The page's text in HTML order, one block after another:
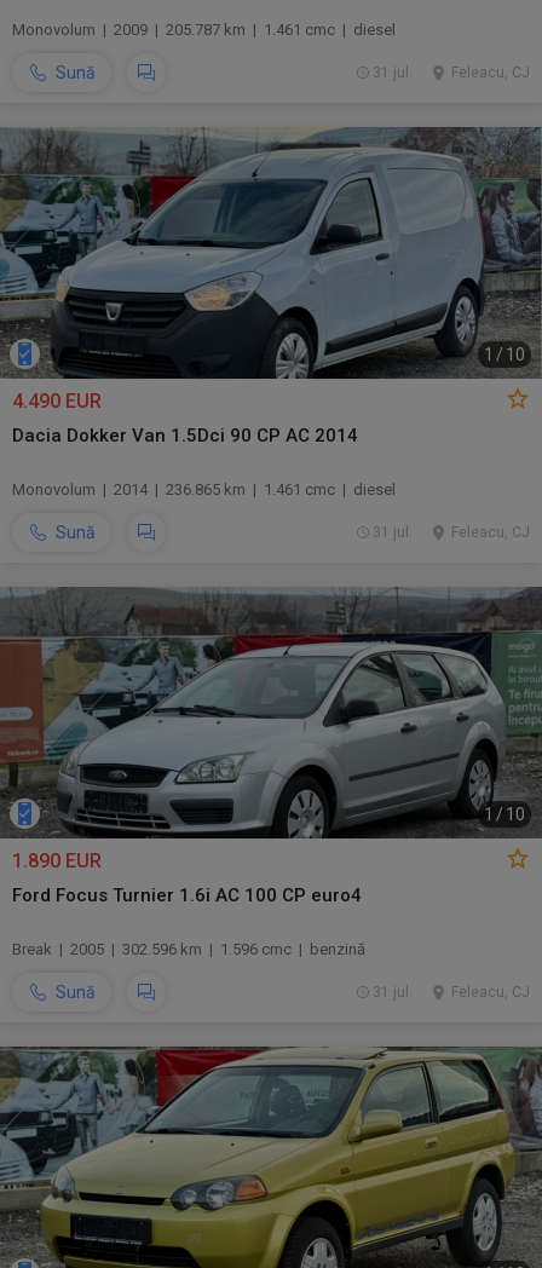
Monovolum | 2009 | 205.787 km | 1.461 cmc | diesel
Sună Feleacu, CJ
31 jul.
1 /10
4.490 EUR
Dacia Dokker Van 1.5Dci 90 CP AC 2014
Monovolum | 2014 | 236.865 km | 1.461 cmc | diesel
Sună Feleacu, CJ
31 jul.
1 /10
1.890 EUR
Ford Focus Turnier 1.6i AC 100 CP euro4
Break | 2005 | 302.596 km | 1.596 cmc | benzină
Sună Feleacu, CJ
31 jul.